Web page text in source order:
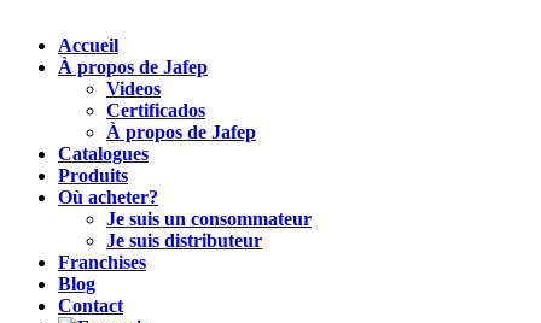
Accueil
À propos de Jafep
Videos
Certificados
À propos de Jafep
Catalogues
Produits
Où acheter?
Je suis un consommateur
Je suis distributeur
Franchises
Blog
Contact